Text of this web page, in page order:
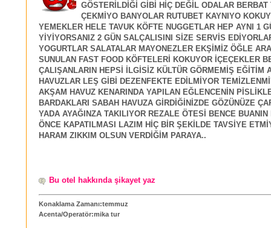
GÖSTERİLDİĞİ GİBİ HİÇ DEĞİL ODALAR BERBAT
ÇEKMİYO BANYOLAR RUTUBET KAYNIYO
YEMEKLER HELE TAVUK KÖFTE NUGGETLAR HEP AYNI 1
YİYİYORSANIZ 2 GÜN SALÇALISINI SİZE SERVİS
YOGURTLAR SALATALAR MAYONEZLER EKŞİMİZ ÖĞLE
SUNULAN FAST FOOD KÖFTELERİ KOKUYOR İÇEÇEKLER
ÇALIŞANLARIN HEPSİ İLGİSİZ KÜLTÜR GÖRMEMİŞ EĞİTİM
HAVUZLAR LEŞ GİBİ DEZENFEKTE EDİLMİYOR
AKŞAM HAVUZ KENARINDA YAPILAN EĞLENCENİN
BARDAKLARI SABAH HAVUZA GİRDİĞİNİZDE GÖZÜNÜZE
YADA AYAĞINZA TAKILIYOR REZALE ÖTESİ BENCE BUANIN
ÖNCE KAPATILMASI LAZIM HİÇ BİR ŞEKİLDE TAVSİYE
HARAM ZIKKIM OLSUN VERDİĞİM PARAYA..
Bu otel hakkında şikayet yaz
Konaklama Zamanı:temmuz
Acenta/Operatör:mika tur